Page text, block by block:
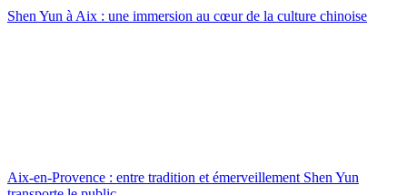
Shen Yun à Aix : une immersion au cœur de la culture chinoise
Aix-en-Provence : entre tradition et émerveillement Shen Yun